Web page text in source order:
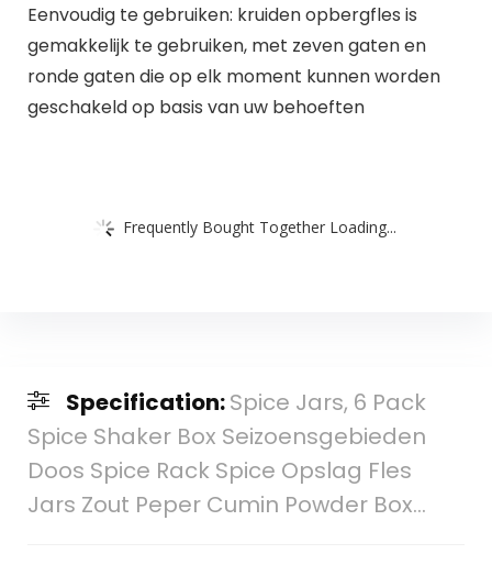
Eenvoudig te gebruiken: kruiden opbergfles is
gemakkelijk te gebruiken, met zeven gaten en
ronde gaten die op elk moment kunnen worden
geschakeld op basis van uw behoeften
Frequently Bought Together Loading...
Specification:Spice Jars, 6 Pack
Spice Shaker Box Seizoensgebieden
Doos Spice Rack Spice Opslag Fles
Jars Zout Peper Cumin Powder Box…